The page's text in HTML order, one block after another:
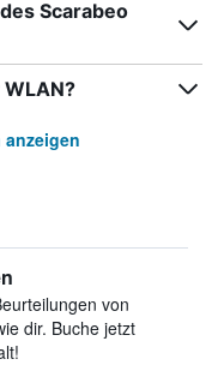
Scarabeo
anzeigen
von
dir. Buche jetzt